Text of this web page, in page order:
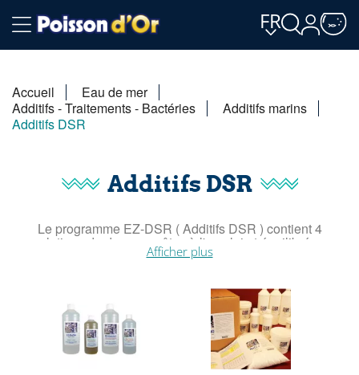
FR
Accueil
Eau de mer
Additifs - Traitements - Bactéries
Additifs marins
Additifs DSR
Additifs DSR
Le programme EZ-DSR ( Additifs DSR ) contient 4
solutions de dosage prêtes à l'emploi et équilibrées.
Les avantages de l'EZ-DSR sont: la commodité, des
substances extra purifiées, aucune application de métaux
lourds, un démarrage facile, d'excellents résultats, la
possibilité de corrections avec le vaste programme DSR.
C'est également un moyen très simple d'entrer, avant de
pouvoir vous plonger dans la méthode DSR pour en tirer le
Afficher plus